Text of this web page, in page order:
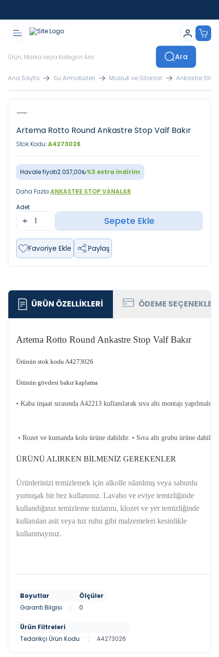
Ara
Ana Sayfa Su Armatürleri Musluk ve Sifonlar Ankastre
Artema Rotto Round Ankastre Stop Valf Bakır
Stok Kodu:A4273026
Havale fiyatı2.037,00₺%3 extra indirim
Daha Fazla ANKASTRE STOP VANALAR
Adet
Sepete Ekle
Favoriye Ekle Paylaş
ÜRÜN ÖZELLIKLERI ÖDEME
Artema Rotto Round Ankastre Stop Valf Bakır
Ürünün stok kodu A4273026
Ürünün gövdesi bakır kaplama
• Kaba inşaat sırasında A42213 kullanılarak sıva altı montajı
• Rozet ve kumanda kolu ürüne dahildir. • Sıva altı grubu ürüne dahil
ÜRÜNÜ ALIRKEN BİLMENİZ GEREKENLER
Ürünlerinizi temizlemek için alkolle ıslatılmış veya sabunlu
yumuşak bir bez kullanınız. Lavabo ve eviye temizliğinde
kullandığınız temizleme tuzlarını, klozet ve yer temizliğinde
kullanılan asit veya tuz ruhu gibi malzemeleri kesinlikle
kullanmayınız.
Boyutlar
Ölçüler
Garanti Bilgisi
: 0
Ürün Filtreleri
Tedarikçi Ürün Kodu
: A4273026